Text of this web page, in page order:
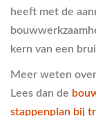
heeft met de
kern van een
Meer weten
Lees dan de
stappenplan bij